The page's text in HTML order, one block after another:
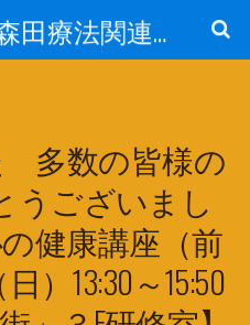
高良興生院・森田療法関連資料保存会
多数の皆様の
うございまし
健康講座（前
）13:30～15:50